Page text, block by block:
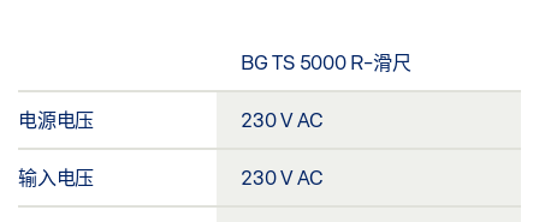
BG TS 5000 R-滑尺
电源电压 230 V AC
输入电压 230 V AC